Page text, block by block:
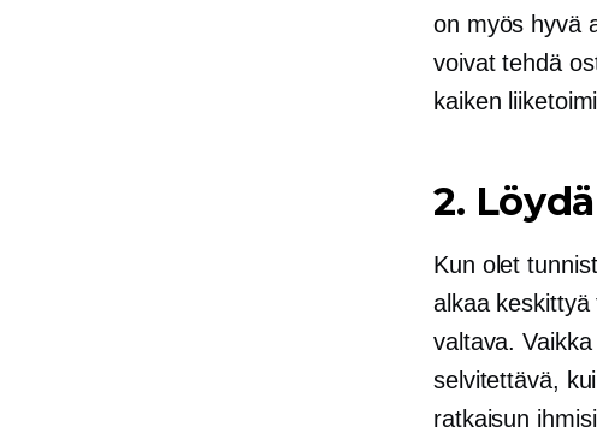
on myös hyvä
voivat tehdä
kaiken
2.
Kun olet
alkaa
valtava.
selvitettävä,
ratkaisun